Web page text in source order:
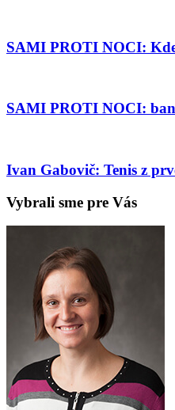
SAMI PROTI NOCI:
SAMI PROTI NOCI:
Ivan Gabovič: Tenis z
Vybrali sme pre Vás